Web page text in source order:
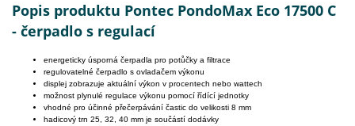
Popis produktu Pontec PondoMax Eco 17500 C
- čerpadlo s regulací
energeticky úsporná čerpadla pro potůčky a filtrace
regulovatelné čerpadlo s ovladačem výkonu
displej zobrazuje aktuální výkon v procentech nebo wattech
možnost plynulé regulace výkonu pomocí řídící jednotky
vhodné pro účinné přečerpávání častic do velikosti 8 mm
hadicový trn 25, 32, 40 mm je součástí dodávky